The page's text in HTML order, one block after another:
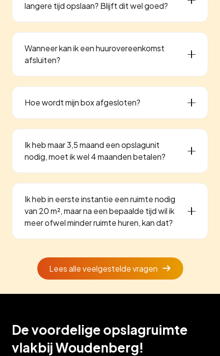
langere tijd opslaan? Blijft dit wel goed?
Wanneer kan ik een huurovereenkomst
afsluiten?
Hoe wordt mijn box afgesloten?
Ik heb maar 3,5 maand een opslagunit
nodig, moet ik wel 4 maanden betalen?
Ik heb in eerste instantie een ruimte nodig
van 20 m², maar na een bepaalde tijd wil ik
meer ofwel minder ruimte huren, kan dat?
Lees alle veelgestelde vragen
De voordelige opslagruimte
vlakbij Woudenberg!